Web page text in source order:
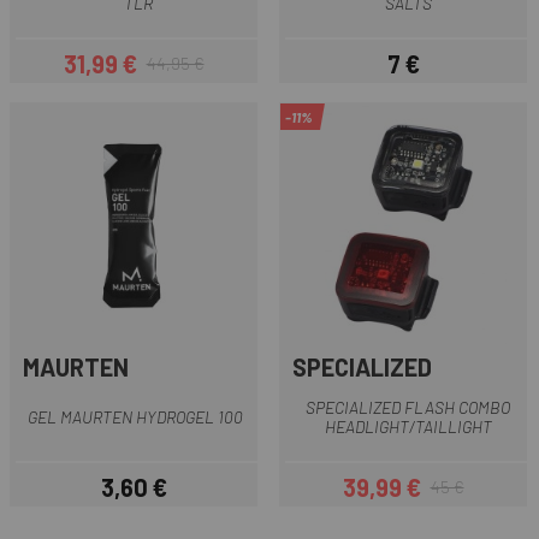
Preu
31,99 €Preu regular
44,95 €
Preu
7 €
MAURTEN
GEL MAURTEN HYDROGEL 100
Preu
3,60 €
-11%
SPECIALIZED
SPECIALIZED FLASH COMBO
HEADLIGHT/TAILLIGHT
Preu
39,99 €Preu regular
45 €